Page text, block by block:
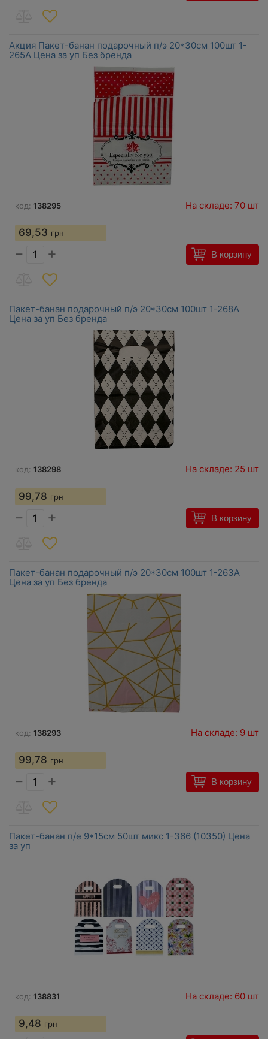
Акция Пакет-банан подарочный п/э 20*30см 100шт 1-
265А Цена за уп Без бренда
код: 138295 На складе: 70 шт
69,53 грн
− + В корзину
Пакет-банан подарочный п/э 20*30см 100шт 1-268А
Цена за уп Без бренда
код: 138298 На складе: 25 шт
99,78 грн
− + В корзину
Пакет-банан подарочный п/э 20*30см 100шт 1-263А
Цена за уп Без бренда
код: 138293 На складе: 9 шт
99,78 грн
− + В корзину
Пакет-банан п/е 9*15см 50шт микс 1-366 (10350) Цена
за уп
код: 138831 На складе: 60 шт
9,48 грн